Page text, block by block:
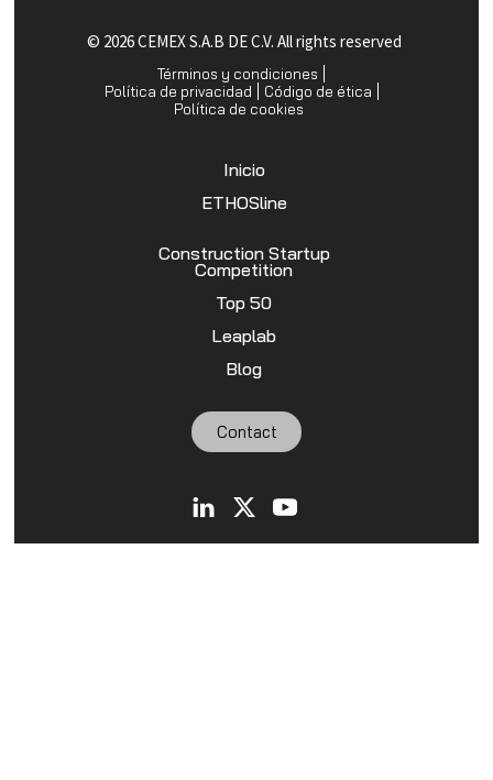
© 2026 CEMEX S.A.B DE C.V. All rights reserved
Términos y condiciones
Política de privacidad
Código de ética
Política de cookies
Inicio
ETHOSline
Construction Startup
Competition
Top 50
Leaplab
Blog
Contact